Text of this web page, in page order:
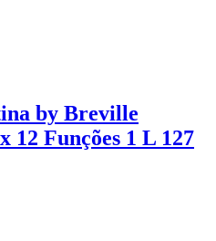
by Breville
12 Funções 1 L 127